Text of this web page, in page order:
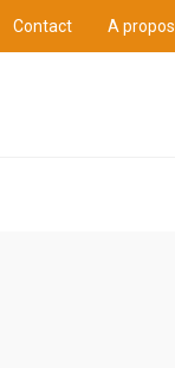
Contact A propos